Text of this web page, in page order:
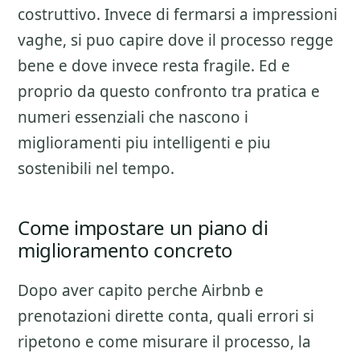
costruttivo. Invece di fermarsi a impressioni
vaghe, si puo capire dove il processo regge
bene e dove invece resta fragile. Ed e
proprio da questo confronto tra pratica e
numeri essenziali che nascono i
miglioramenti piu intelligenti e piu
sostenibili nel tempo.
Come impostare un piano di
miglioramento concreto
Dopo aver capito perche Airbnb e
prenotazioni dirette conta, quali errori si
ripetono e come misurare il processo, la